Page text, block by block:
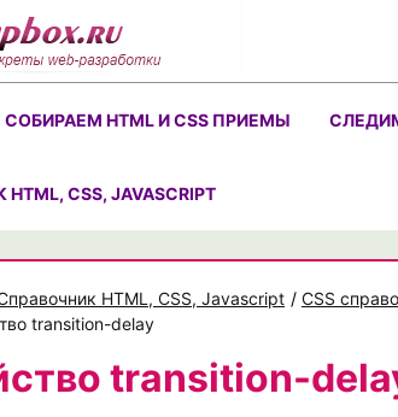
СОБИРАЕМ HTML И CSS ПРИЕМЫ
CSS, JAVASCRIPT
HTML, CSS, Javascript / CSS
transition-delay
transition-